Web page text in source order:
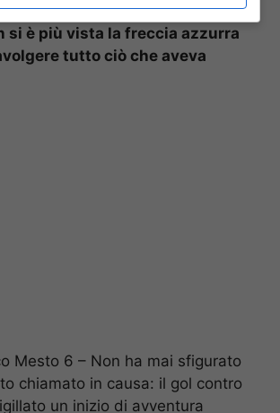
diverso.Negli ultimi mesi
si è più vista la freccia azzurra
tutto ciò che aveva
Mesto 6 – Non ha mai sfigurato
chiamato in causa: il gol contro
un inizio di avventura